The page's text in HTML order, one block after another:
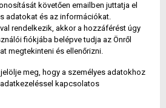
követően emailben juttatja el
adatokat és az információkat.
rendelkezik, akkor a hozzáférést úgy
fiókjába belépve tudja az Önről
megtekinteni és ellenőrizni.
meg, hogy a személyes adatokhoz
kapcsolatos